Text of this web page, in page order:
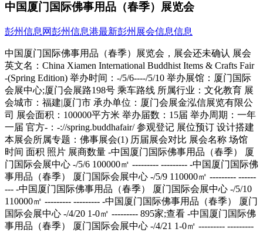
中国厦门国际佛事用品（春季）展览会
彭州信息网彭州信息港最新彭州展会信息信息
中国厦门国际佛事用品（春季）展览会，展会还未确认 展会
英文名：China Xiamen International Buddhist Items & Crafts Fair
-(Spring Edition) 举办时间：-/5/6----/5/10 举办展馆：厦门国际
会展中心;厦门会展路198号 乘车路线 所属行业：文化教育 展
会城市：福建|厦门市 承办单位：厦门会展金泓信展览有限公
司 展会面积：100000平方米 举办届数：15届 举办周期：一年
一届 官方-：-://spring.buddhafair/ 参观登记 展位预订 设计搭建
本展会所属专题：佛事展会(1) 历届展会对比 展会名称 场馆
时间 面积 照片 展商数量 -中国厦门国际佛事用品（春季） 厦
门国际会展中心 -/5/6 100000㎡ --------- --------- -中国厦门国际佛
事用品（春季） 厦门国际会展中心 -/5/9 110000㎡ --------- ------
--- -中国厦门国际佛事用品（春季） 厦门国际会展中心 -/5/10
110000㎡ --------- --------- -中国厦门国际佛事用品（春季） 厦门
国际会展中心 -/4/20 1-0㎡ --------- 895家;查看 -中国厦门国际佛
事用品（春季） 厦门国际会展中心 -/4/21 1-0㎡ --------- ---------